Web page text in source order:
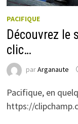
PACIFIQUE
Découvrez le
clic…
parArganaute
Pacifique, en
https://